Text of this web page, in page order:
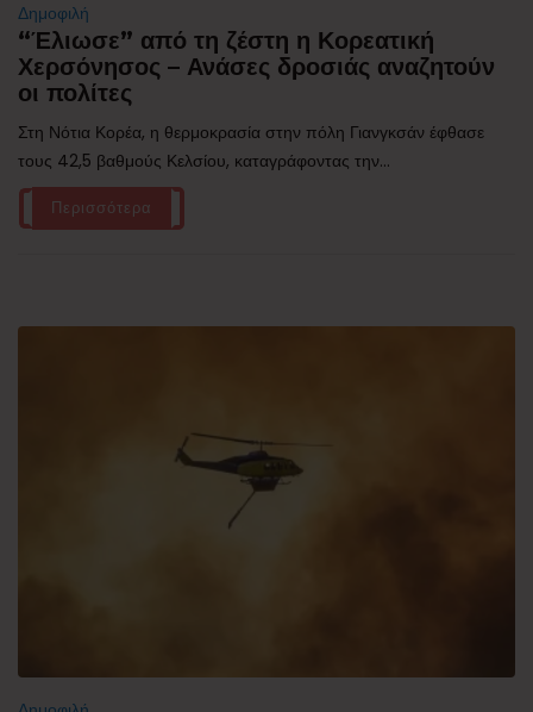
Δημοφιλή
“Έλιωσε” από τη ζέστη η Κορεατική
Χερσόνησος – Ανάσες δροσιάς αναζητούν
οι πολίτες
Στη Νότια Κορέα, η θερμοκρασία στην πόλη Γιανγκσάν έφθασε
τους 42,5 βαθμούς Κελσίου, καταγράφοντας την...
Περισσότερα